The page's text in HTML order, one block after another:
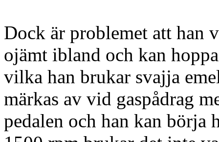
Dock är problemet att han
ojämt ibland och kan
vilka han brukar svajja
märkas av vid gaspådrag
pedalen och han kan börja